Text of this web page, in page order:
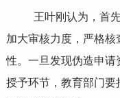
王叶刚认为，首先
加大审核力度，严格
性。一旦发现伪造申请
授予环节，教育部门